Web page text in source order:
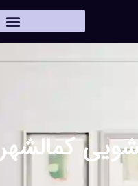
کمالشهر